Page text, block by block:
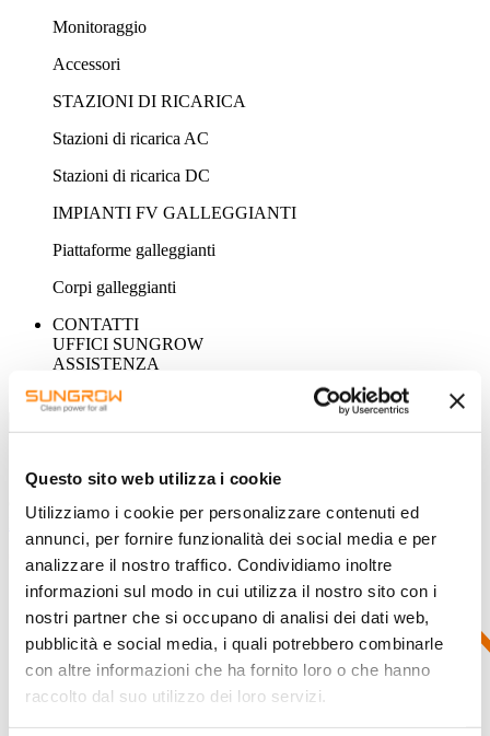
Questo sito web utilizza i cookie
Utilizziamo i cookie per personalizzare contenuti ed
annunci, per fornire funzionalità dei social media e per
analizzare il nostro traffico. Condividiamo inoltre
informazioni sul modo in cui utilizza il nostro sito con i
nostri partner che si occupano di analisi dei dati web,
pubblicità e social media, i quali potrebbero combinarle
con altre informazioni che ha fornito loro o che hanno
raccolto dal suo utilizzo dei loro servizi.
Monitoraggio
Accessori
STAZIONI DI RICARICA
Stazioni di ricarica AC
Stazioni di ricarica DC
IMPIANTI FV GALLEGGIANTI
Piattaforme galleggianti
Corpi galleggianti
CONTATTI
UFFICI SUNGROW
ASSISTENZA
SEARCH
Guess you want to find it.
DOWNLOAD